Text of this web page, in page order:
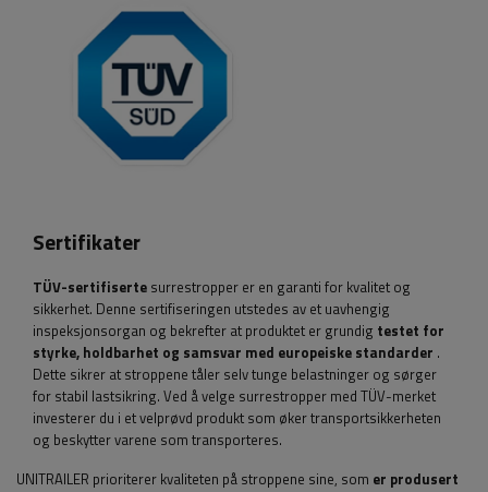
Sertifikater
TÜV-sertifiserte surrestropper er en garanti for kvalitet og
sikkerhet. Denne sertifiseringen utstedes av et uavhengig
inspeksjonsorgan og bekrefter at produktet er grundig testet for
styrke, holdbarhet og samsvar med europeiske standarder .
Dette sikrer at stroppene tåler selv tunge belastninger og sørger
for stabil lastsikring. Ved å velge surrestropper med TÜV-merket
investerer du i et velprøvd produkt som øker transportsikkerheten
og beskytter varene som transporteres.
UNITRAILER prioriterer kvaliteten på stroppene sine, som er produsert